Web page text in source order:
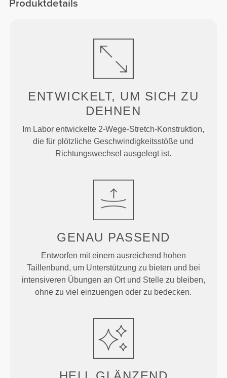
Produktdetails
ENTWICKELT, UM SICH ZU
DEHNEN
Im Labor entwickelte 2-Wege-Stretch-Konstruktion,
die für plötzliche Geschwindigkeitsstöße und
Richtungswechsel ausgelegt ist.
GENAU PASSEND
Entworfen mit einem ausreichend hohen
Taillenbund, um Unterstützung zu bieten und bei
intensiveren Übungen an Ort und Stelle zu bleiben,
ohne zu viel einzuengen oder zu bedecken.